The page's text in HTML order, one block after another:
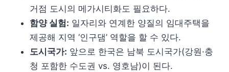
거점 도시의 메가시티화도 필요하다.
함양 실험: 일자리와 연계한 양질의 임대주택을
제공해 지역 ‘인구댐’ 역할을 할 수 있다.
도시국가: 앞으로 한국은 남북 도시국가(강원·충
청 포함한 수도권 vs. 영호남)이 된다.